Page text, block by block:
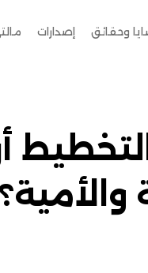
وحقائق إصدارات